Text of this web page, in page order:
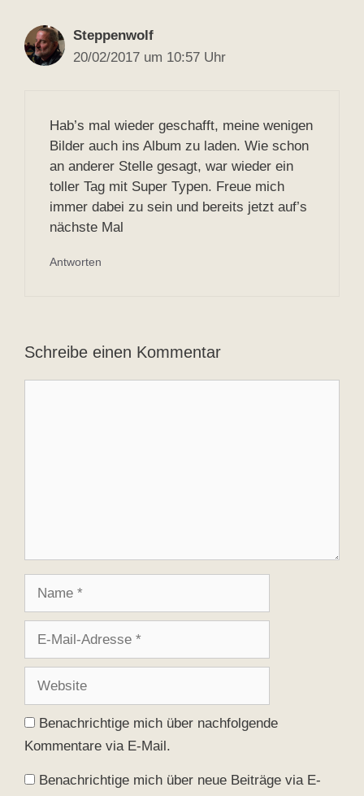
Steppenwolf
20/02/2017 um 10:57 Uhr
Hab’s mal wieder geschafft, meine wenigen
Bilder auch ins Album zu laden. Wie schon
an anderer Stelle gesagt, war wieder ein
toller Tag mit Super Typen. Freue mich
immer dabei zu sein und bereits jetzt auf’s
nächste Mal
Antworten
Schreibe einen Kommentar
Adresse
Benachrichtige mich über nachfolgende
Kommentare via E-Mail.
Benachrichtige mich über neue Beiträge via E-